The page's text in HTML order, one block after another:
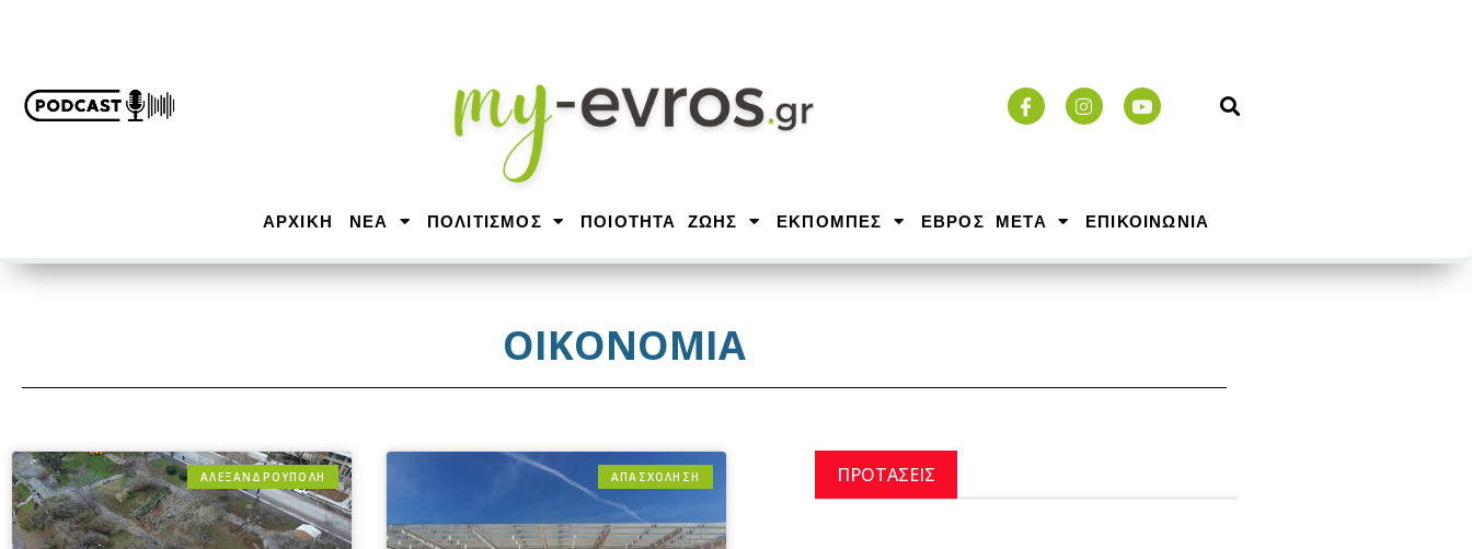
ΑΡΧΙΚΉ ΝΕΑ ΠΟΛΙΤΙΣΜΟΣ ΠΟΙΟΤΗΤΑ ΖΩΗΣ ΕΚΠΟΜΠΕΣ ΕΒΡΟΣ ΜΕΤΑ ΕΠΙΚΟΙΝΩΝΙΑ
ΟΙΚΟΝΟΜΙΑ
ΑΛΕΞΑΝΔΡΟΎΠΟΛΗ ΑΠΑΣΧΟΛΗΣΗ ΠΡΟΤΑΣΕΙΣ